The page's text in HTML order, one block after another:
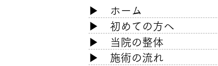
色々な方法を試してもダメ
​▶ ホーム
​▶ 初めての方へ
▶ 当院の整体
▶ 施術の流れ